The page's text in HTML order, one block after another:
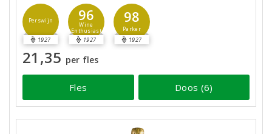
Perswijn
1927
96
Wine
Enthusiast
1927
98
Parker
1927
21,35 per fles
Fles Doos (6)